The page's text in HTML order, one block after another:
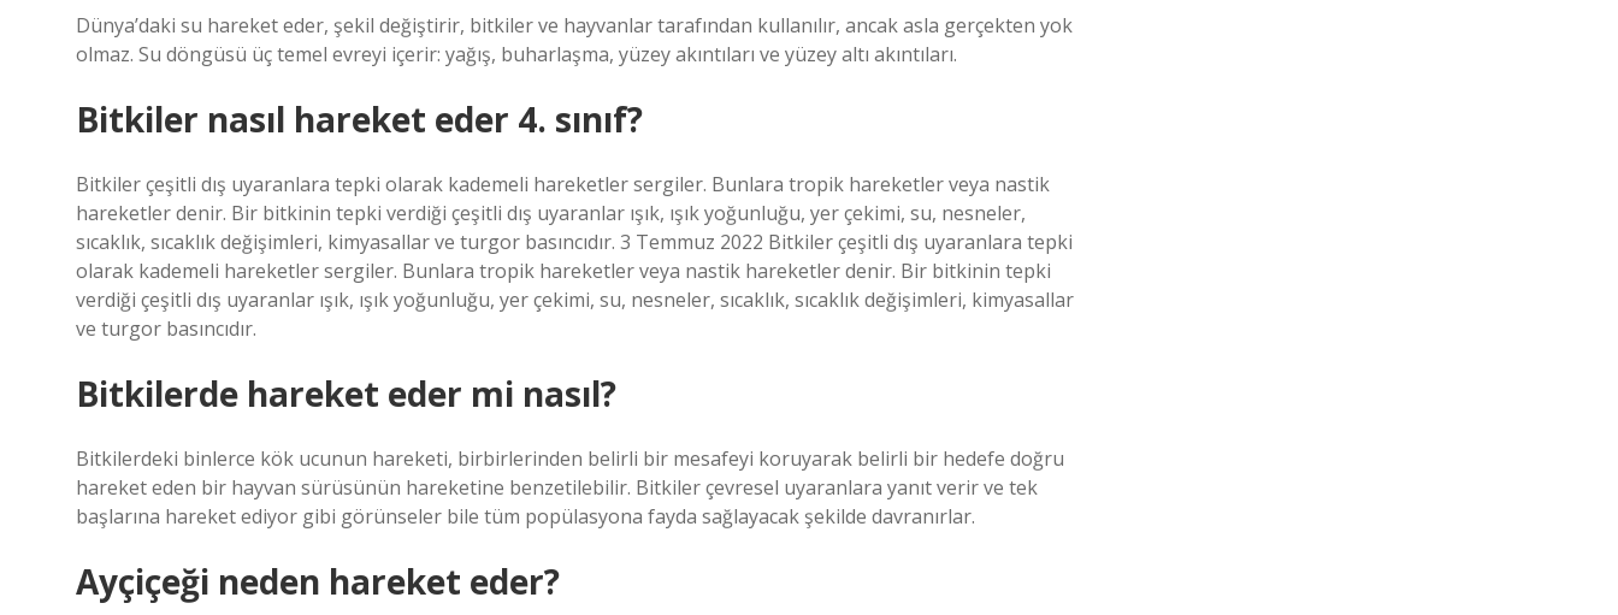
Dünya’daki su hareket eder, şekil değiştirir, bitkiler ve hayvanlar tarafından kullanılır, ancak asla gerçekten yok
olmaz. Su döngüsü üç temel evreyi içerir: yağış, buharlaşma, yüzey akıntıları ve yüzey altı akıntıları.
Bitkiler nasıl hareket eder 4. sınıf?
Bitkiler çeşitli dış uyaranlara tepki olarak kademeli hareketler sergiler. Bunlara tropik hareketler veya nastik
hareketler denir. Bir bitkinin tepki verdiği çeşitli dış uyaranlar ışık, ışık yoğunluğu, yer çekimi, su, nesneler,
sıcaklık, sıcaklık değişimleri, kimyasallar ve turgor basıncıdır. 3 Temmuz 2022 Bitkiler çeşitli dış uyaranlara tepki
olarak kademeli hareketler sergiler. Bunlara tropik hareketler veya nastik hareketler denir. Bir bitkinin tepki
verdiği çeşitli dış uyaranlar ışık, ışık yoğunluğu, yer çekimi, su, nesneler, sıcaklık, sıcaklık değişimleri, kimyasallar
ve turgor basıncıdır.
Bitkilerde hareket eder mi nasıl?
Bitkilerdeki binlerce kök ucunun hareketi, birbirlerinden belirli bir mesafeyi koruyarak belirli bir hedefe doğru
hareket eden bir hayvan sürüsünün hareketine benzetilebilir. Bitkiler çevresel uyaranlara yanıt verir ve tek
başlarına hareket ediyor gibi görünseler bile tüm popülasyona fayda sağlayacak şekilde davranırlar.
Ayçiçeği neden hareket eder?